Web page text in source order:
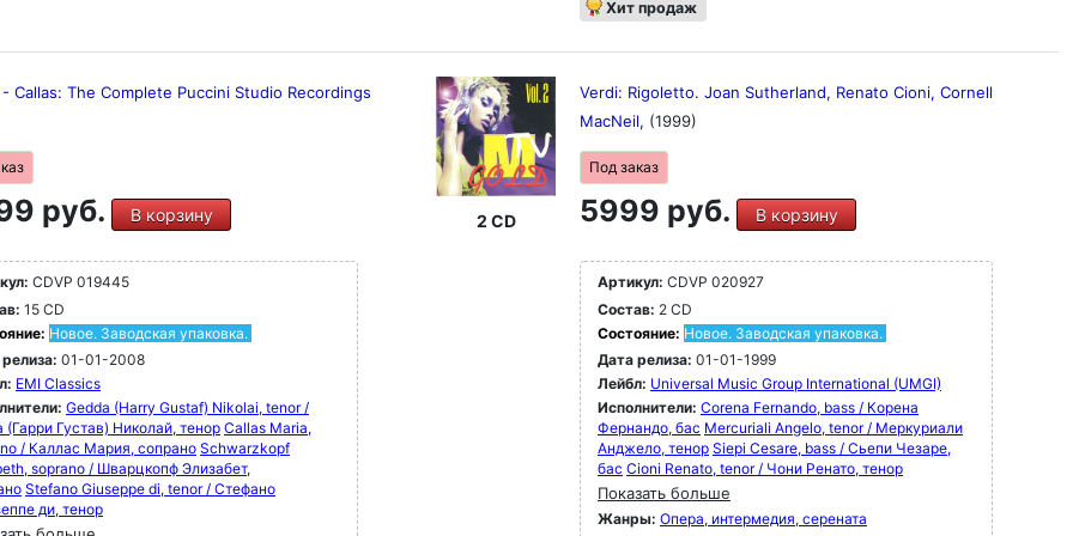
сицилийского композитора, удостоенного в 2007
мире. Записи сделаны в основном в 1990-е годы;
две бонусные записи предлагают исторические
записи "Сомнамбулы" с Марией Каллас и "Нормы"
с Монтсеррат Кабалье в главных партиях.
Хит продаж
Callas: The Complete Puccini Studio Recordings
руб. В корзину
CDVP 019445
15 CD
Новое. Заводская упаковка.
01-01-2008
EMI Classics
Gedda (Harry Gustaf) Nikolai, tenor /
(Гарри Густав) Николай, тенор Callas Maria,
/ Каллас Мария, сопрано Schwarzkopf
soprano / Шварцкопф Элизабет,
Stefano Giuseppe di, tenor / Стефано
ди, тенор
2 CD
Verdi: Rigoletto. Joan Sutherland, Renato Cioni, Cornell
MacNeil, (1999)
Под заказ
5999 руб. В корзину
Артикул: CDVP 020927
Состав: 2 CD
Состояние: Новое. Заводская упаковка.
Дата релиза: 01-01-1999
Лейбл: Universal Music Group International (UMGI)
Исполнители: Corena Fernando, bass / Корена
Фернандо, бас Mercuriali Angelo, tenor / Меркуриали
Анджело, тенор Siepi Cesare, bass / Сьепи Чезаре,
бас Cioni Renato, tenor / Чони Ренато, тенор
Показать больше
Жанры: Опера, интермедия, серената